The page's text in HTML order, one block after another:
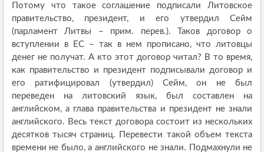
Потому что такое соглашение подписали Литовское
правительство, президент, и его утвердил Сейм
(парламент Литвы – прим. перев.). Таков договор о
вступлении в ЕС – так в нем прописано, что литовцы
денег не получат. А кто этот договор читал? В то время,
как правительство и президент подписывали договор и
его ратифицировал (утвердил) Сейм, он не был
переведен на литовский язык, был составлен на
английском, а глава правительства и президент не знали
английского. Весь текст договора состоит из нескольких
десятков тысяч страниц. Перевести такой объем текста
времени не было, а английского не знали. Подмахнули не